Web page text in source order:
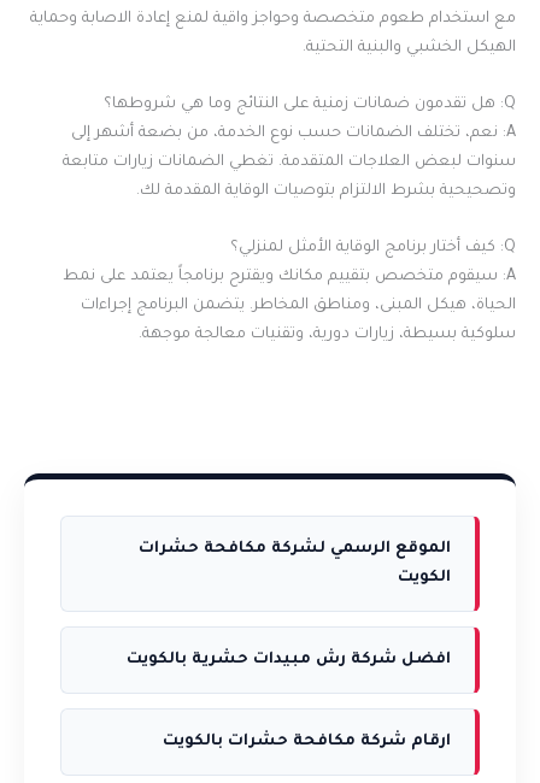
مع استخدام طعوم متخصصة وحواجز واقية لمنع إعادة الاصابة وحماية
الهيكل الخشبي والبنية التحتية.
Q: هل تقدمون ضمانات زمنية على النتائج وما هي شروطها؟
A: نعم، تختلف الضمانات حسب نوع الخدمة، من بضعة أشهر إلى
سنوات لبعض العلاجات المتقدمة. تغطي الضمانات زيارات متابعة
وتصحيحية بشرط الالتزام بتوصيات الوقاية المقدمة لك.
Q: كيف أختار برنامج الوقاية الأمثل لمنزلي؟
A: سيقوم متخصص بتقييم مكانك ويقترح برنامجاً يعتمد على نمط
الحياة، هيكل المبنى، ومناطق المخاطر. يتضمن البرنامج إجراءات
سلوكية بسيطة، زيارات دورية، وتقنيات معالجة موجهة.
الموقع الرسمي لشركة مكافحة حشرات
الكويت
افضل شركة رش مبيدات حشرية بالكويت
ارقام شركة مكافحة حشرات بالكويت